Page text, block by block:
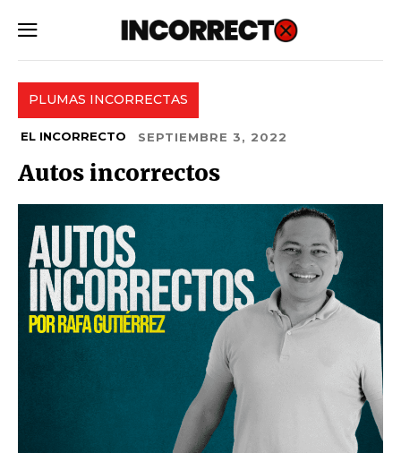
PLUMAS INCORRECTAS
EL INCORRECTO SEPTIEMBRE 3, 2022
Autos incorrectos